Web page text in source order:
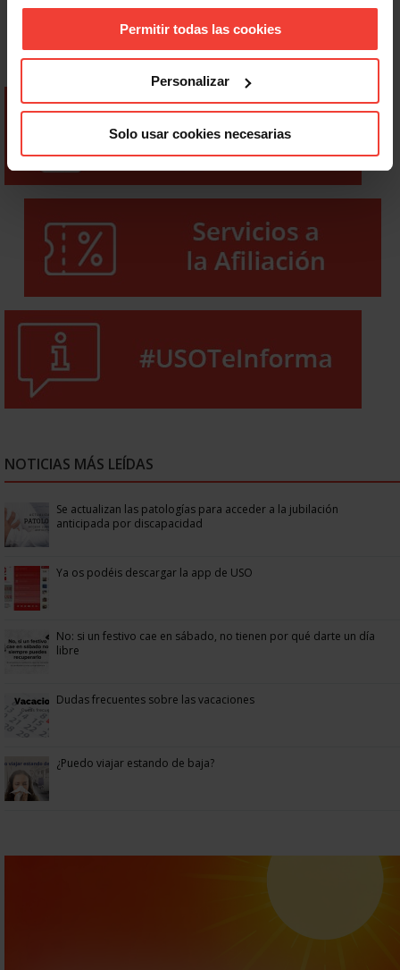
Permitir todas las cookies
Personalizar
Solo usar cookies necesarias
NOTICIAS MÁS LEÍDAS
Se actualizan las patologías para acceder a la jubilación
anticipada por discapacidad
Ya os podéis descargar la app de USO
No: si un festivo cae en sábado, no tienen por qué darte un día
libre
Dudas frecuentes sobre las vacaciones
¿Puedo viajar estando de baja?